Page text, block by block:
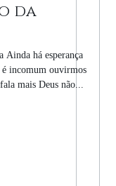
da
há esperança
incomum ouvirmos
mais Deus não...